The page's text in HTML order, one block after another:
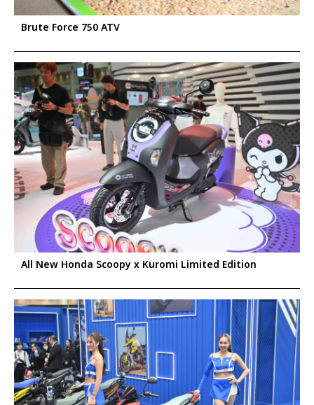
Brute Force 750 ATV
All New Honda Scoopy x Kuromi Limited Edition